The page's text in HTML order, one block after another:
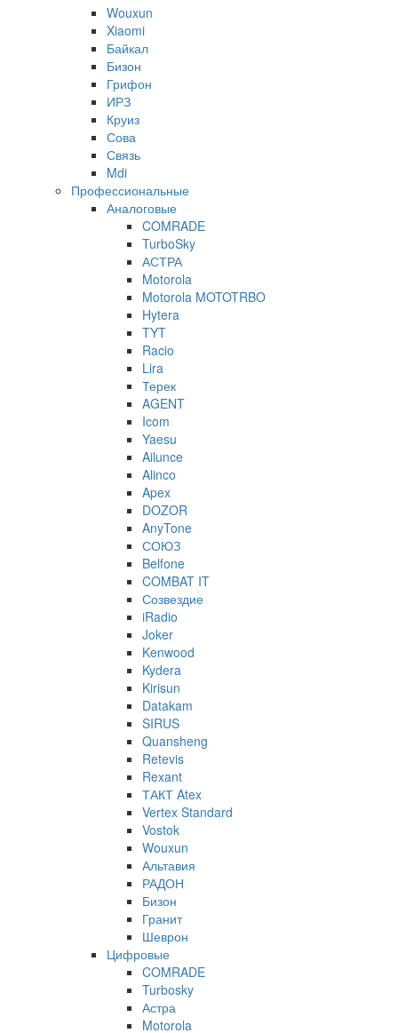
Wouxun
Xiaomi
Байкал
Бизон
Грифон
ИРЗ
Круиз
Сова
Связь
Mdi
Профессиональные
Аналоговые
COMRADE
TurboSky
АСТРА
Motorola
Motorola MOTOTRBO
Hytera
TYT
Racio
Lira
Терек
AGENT
Icom
Yaesu
Ailunce
Alinco
Apex
DOZOR
AnyTone
СОЮЗ
Belfone
COMBAT IT
Созвездие
iRadio
Joker
Kenwood
Kydera
Kirisun
Datakam
SIRUS
Quansheng
Retevis
Rexant
ТАКТ Atex
Vertex Standard
Vostok
Wouxun
Альтавия
РАДОН
Бизон
Гранит
Шеврон
Цифровые
COMRADE
Turbosky
Астра
Motorola